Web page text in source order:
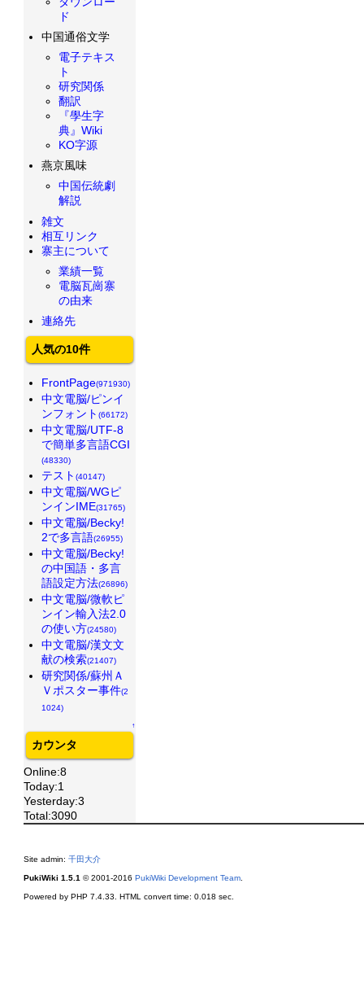
ド
中国通俗文学
電子テキス
ト
研究関係
翻訳
『學生字
典』Wiki
KO字源
燕京風味
中国伝統劇
解説
雑文
相互リンク
寨主について
業績一覧
電脳瓦崗寨
の由来
連絡先
人気の10件
FrontPage(971930)
中文電脳/ピンイ
ンフォント (66172)
中文電脳/UTF-8
で簡単多言語CGI
(48330)
テスト (40147)
中文電脳/WGピ
ンインIME(31765)
中文電脳/Becky!
2で多言語(26955)
中文電脳/Becky!
の中国語・多言
語設定方法(26896)
中文電脳/微軟ピ
ンイン輸入法2.0
の使い方(24580)
中文電脳/漢文文
献の検索(21407)
研究関係/蘇州Ａ
Ｖポスター事件(2
1024)
↑
カウンタ
Online:8
Today:1
Yesterday:3
Total:3090
Site admin: 千田大介
PukiWiki 1.5.1 © 2001-2016 PukiWiki Development Team
Powered by PHP 7.4.33. HTML convert time: 0.018 sec.